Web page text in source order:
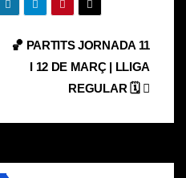
🏀 PARTITS JORNADA 11
I 12 DE MARÇ | LLIGA
REGULAR 🗓